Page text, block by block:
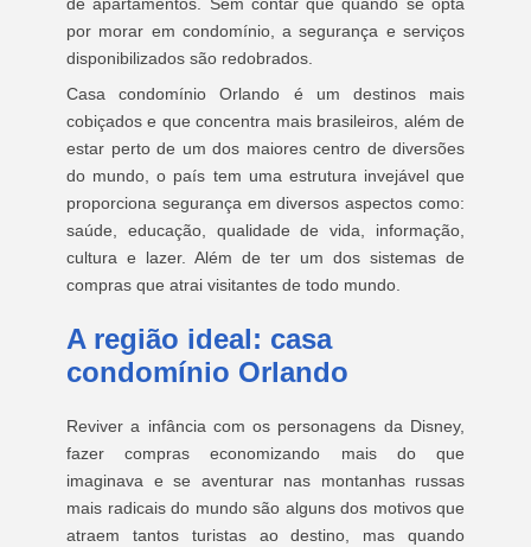
por morar em condomínio, a segurança e serviços
disponibilizados são redobrados.
Casa condomínio Orlando é um destinos mais
cobiçados e que concentra mais brasileiros, além de
estar perto de um dos maiores centro de diversões
do mundo, o país tem uma estrutura invejável que
proporciona segurança em diversos aspectos como:
saúde, educação, qualidade de vida, informação,
cultura e lazer. Além de ter um dos sistemas de
compras que atrai visitantes de todo mundo.
A região ideal: casa
condomínio Orlando
Reviver a infância com os personagens da Disney,
fazer compras economizando mais do que
imaginava e se aventurar nas montanhas russas
mais radicais do mundo são alguns dos motivos que
atraem tantos turistas ao destino, mas quando